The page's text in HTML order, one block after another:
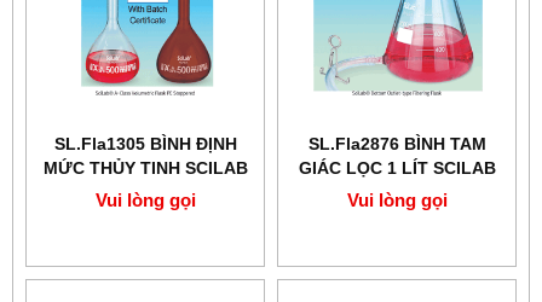
SL.Fla1305 BÌNH ĐỊNH
MỨC THỦY TINH SCILAB
Vui lòng gọi
SL.Fla2876 BÌNH TAM
GIÁC LỌC 1 LÍT SCILAB
Vui lòng gọi